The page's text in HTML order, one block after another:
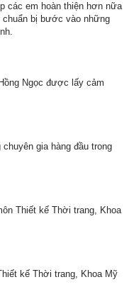
các em hoàn thiện hơn nữa
bị bước vào những
Ngọc được lấy cảm
gia hàng đầu trong
Thiết kế Thời trang, Khoa
kế Thời trang, Khoa Mỹ